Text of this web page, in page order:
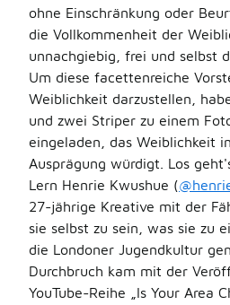
ohne Einschränkung oder
die Vollkommenheit der
unnachgiebig, frei und selbst
Um diese facettenreiche
Weiblichkeit darzustellen,
und zwei Striper zu einem
eingeladen, das Weiblichkeit
Ausprägung würdigt. Los
Lern Henrie Kwushue (
27-jährige Kreative mit der
sie selbst zu sein, was sie zu
die Londoner Jugendkultur
Durchbruch kam mit der
YouTube-Reihe „Is Your Area